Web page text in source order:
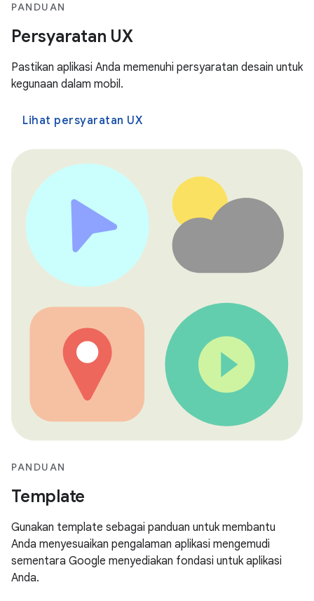
PANDUAN
Persyaratan UX
Pastikan aplikasi Anda memenuhi persyaratan desain untuk
kegunaan dalam mobil.
Lihat persyaratan UX
PANDUAN
Template
Gunakan template sebagai panduan untuk membantu
Anda menyesuaikan pengalaman aplikasi mengemudi
sementara Google menyediakan fondasi untuk aplikasi
Anda.